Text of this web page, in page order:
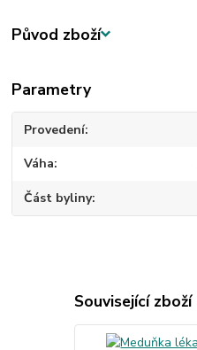
Původ zboží
Parametry
Provedení
Váha
Část byliny
Související zboží